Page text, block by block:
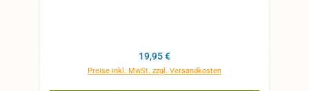
Regulärer Preis:
19,95 €
Preise inkl. MwSt. zzgl. Versandkosten